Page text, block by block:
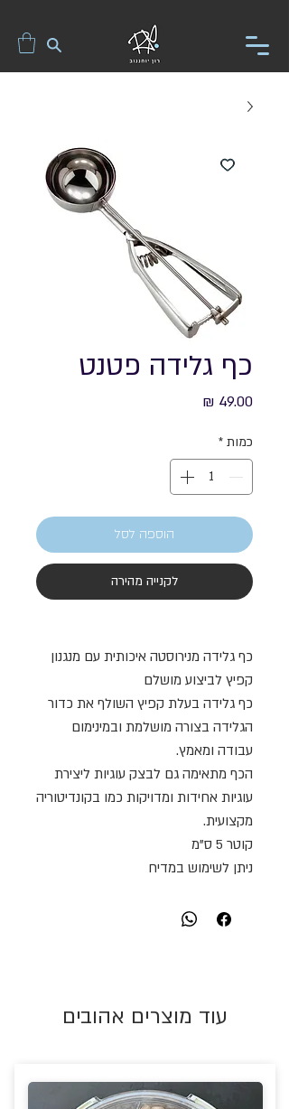
כף גלידה פטנט
כמות *
הוספה לסל
לקנייה מהירה
כף גלידה מנירוסטה איכותית עם מנגנון
קפיץ לביצוע מושלם
כף גלידה בעלת קפיץ השולף את כדור
הגלידה בצורה מושלמת ובמינימום
עבודה ומאמץ.
הכף מתאימה גם לבצק עוגיות ליצירת
עוגיות אחידות ומדויקות כמו בקונדיטוריה
מקצועית.
קוטר 5 ס"מ
ניתן לשימוש במדיח
עוד מוצרים אהובים